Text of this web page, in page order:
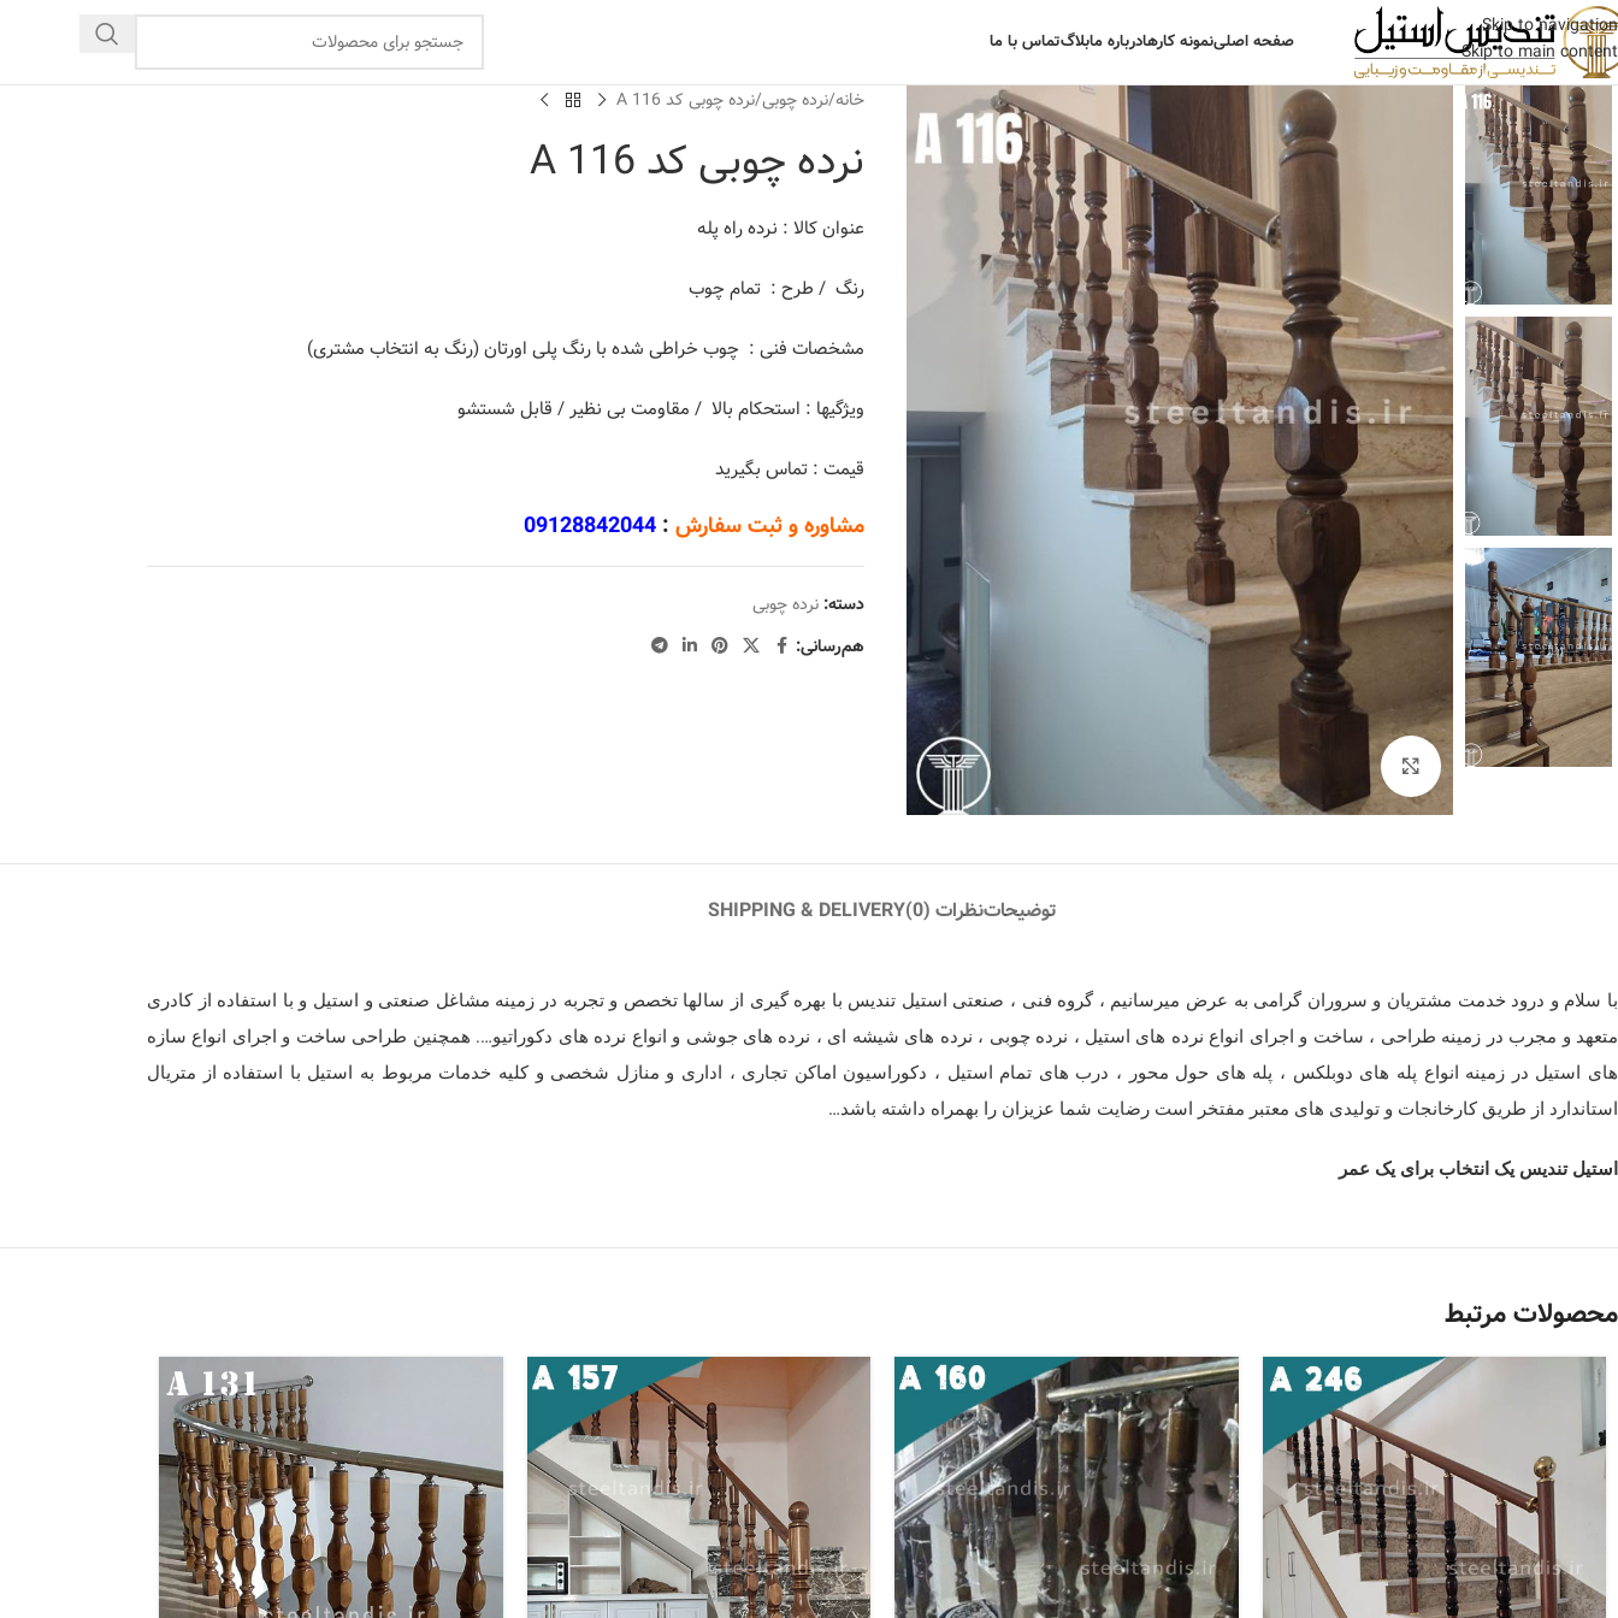
Skip to navigation
Skip to main content
صفحه اصلینمونه کارهادرباره مابلاگتماس با ما
برای بزرگنمایی کلیک کنید
خانه نرده چوبی نرده چوبی کد A 116
نرده چوبی کد A 116
عنوان کالا : نرده راه پله
رنگ / طرح : تمام چوب
مشخصات فنی : چوب خراطی شده با رنگ پلی اورتان (رنگ به انتخاب مشتری)
ویژگیها : استحکام بالا / مقاومت بی نظیر / قابل شستشو
قیمت : تماس بگیرید
مشاوره و ثبت سفارش:
09128842044
دسته: نرده چوبی
هم‌رسانی:
توضیحاتنظرات (0) SHIPPING & DELIVERY
با سلام و درود خدمت مشتریان و سروران گرامی به عرض میرسانیم ، گروه فنی ، صنعتی استیل تندیس با بهره گیری از سالها تخصص و تجربه در زمینه مشاغل صنعتی و استیل و با استفاده از کادری
متعهد و مجرب در زمینه طراحی ، ساخت و اجرای انواع نرده های استیل ، نرده چوبی ، نرده های شیشه ای ، نرده های جوشی و انواع نرده های دکوراتیو…. همچنین طراحی ساخت و اجرای انواع سازه
های استیل در زمینه انواع پله های دوبلکس ، پله های حول محور ، درب های تمام استیل ، دکوراسیون اماکن تجاری ، اداری و منازل شخصی و کلیه خدمات مربوط به استیل با استفاده از متریال
استاندارد از طریق کارخانجات و تولیدی های معتبر مفتخر است رضایت شما عزیزان را بهمراه داشته باشد…
استیل تندیس یک انتخاب برای یک عمر
محصولات مرتبط